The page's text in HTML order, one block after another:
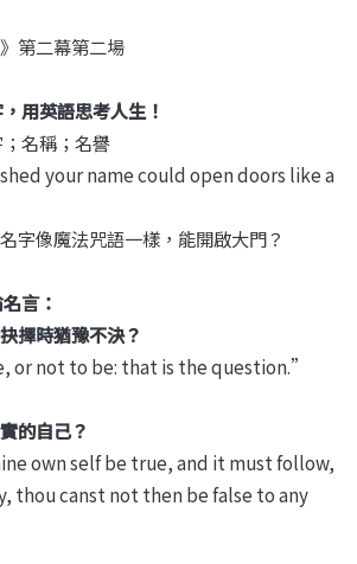
第二幕第二場
用英語思考人生！
名稱；名譽
your name could open doors like a
字像魔法咒語一樣，能開啟大門？
言：
擇時猶豫不決？
or not to be: that is the question.”
的自己？
own self be true, and it must follow,
thou canst not then be false to any